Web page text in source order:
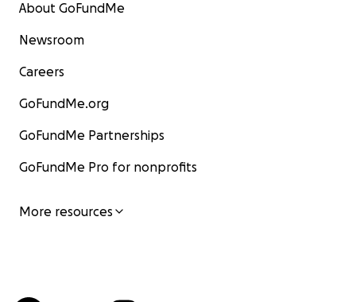
About GoFundMe
Newsroom
Careers
GoFundMe.org
GoFundMe Partnerships
GoFundMe Pro for nonprofits
More resources